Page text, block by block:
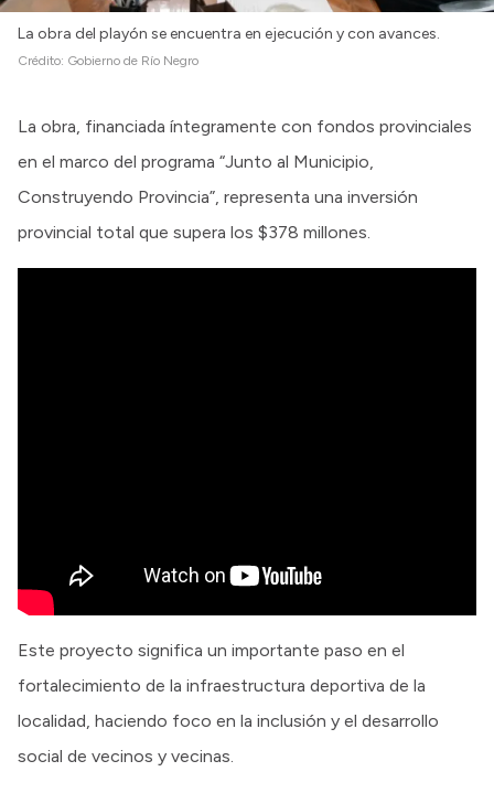
La obra del playón se encuentra en ejecución y con avances.
Crédito: Gobierno de Río Negro
La obra, financiada íntegramente con fondos provinciales
en el marco del programa “Junto al Municipio,
Construyendo Provincia”, representa una inversión
provincial total que supera los $378 millones.
Este proyecto significa un importante paso en el
fortalecimiento de la infraestructura deportiva de la
localidad, haciendo foco en la inclusión y el desarrollo
social de vecinos y vecinas.